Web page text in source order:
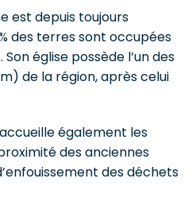
est depuis toujours
des terres sont occupées
église possède l’un des
de la région, après celui
également les
des anciennes
des déchets